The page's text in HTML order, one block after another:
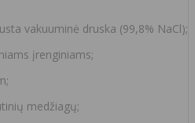
vakuuminė druska (99,8% NaCl);
įrenginiams;
medžiagų;